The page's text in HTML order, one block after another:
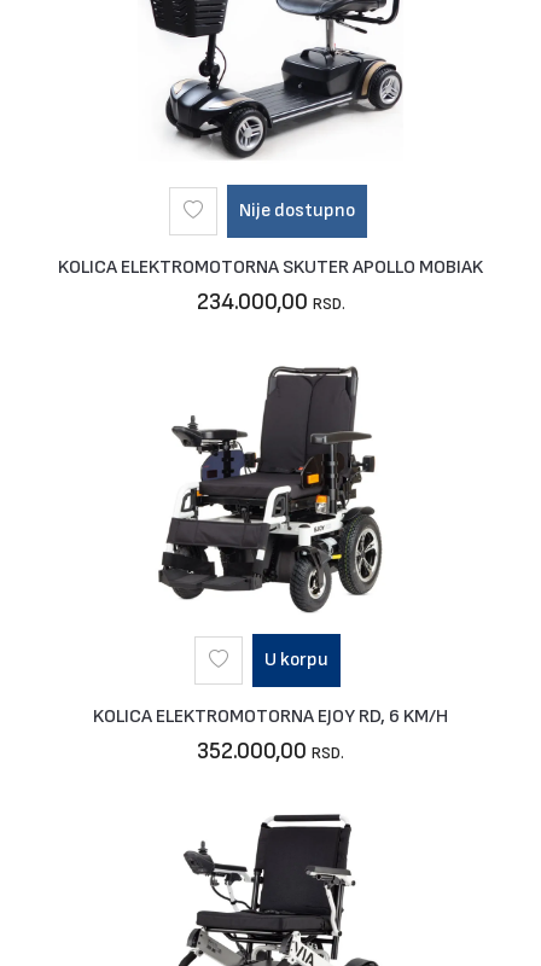
Nije dostupno
KOLICA ELEKTROMOTORNA SKUTER APOLLO MOBIAK
234.000,00 RSD.
U korpu
KOLICA ELEKTROMOTORNA EJOY RD, 6 KM/H
352.000,00 RSD.